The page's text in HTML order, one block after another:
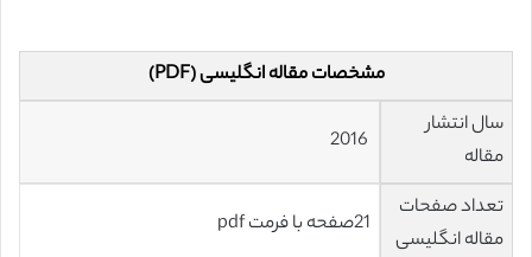
مشخصات مقاله انگلیسی (PDF)
سال انتشار
مقاله
تعداد صفحات
مقاله انگلیسی
21صفحه با فرمت pdf